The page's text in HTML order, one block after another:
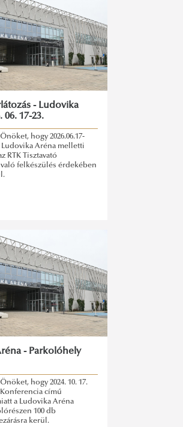
- Ludovika
06. 17-23.
hogy 2026.06.17-
Ludovika Aréna melletti
RTK Tisztavató
felkészülés érdekében
- Parkolóhely
hogy 2024. 10. 17.
című
a Ludovika Aréna
100 db
kerül.